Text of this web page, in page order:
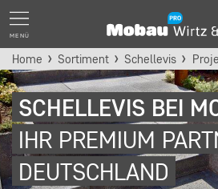
MENÜ
Home Sortiment Schellevis
SCHELLEVIS BEI
IHR PREMIUM
DEUTSCHLAND